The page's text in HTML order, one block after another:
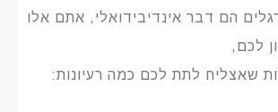
הם דבר אינדיבידואלי, אתם אלו
לכם,
שאצליח לתת לכם כמה רעיונות: